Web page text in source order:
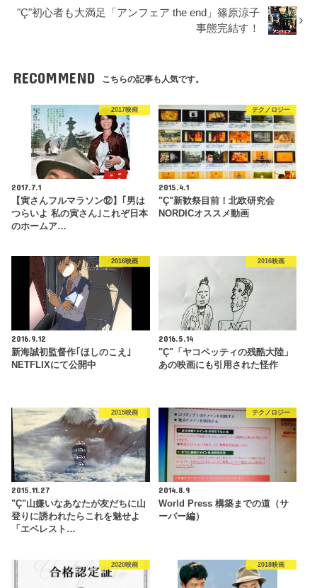
"Ç"初心者も大満足「アンフェア the end」篠原涼子
事態完結す！
RECOMMEND こちらの記事も人気です。
2017映画
2017.7.1
【寅さんフルマラソン⑫】｢男は
つらいよ 私の寅さん｣これぞ日本
のホームア…
テクノロジー
2015.4.1
"Ç"新歓祭目前！北欧研究会
NORDICオススメ動画
2016映画
2016.9.12
新海誠初監督作｢ほしのこえ｣
NETFLIXにて公開中
2016映画
2016.5.14
"Ç"「ヤコペッティの残酷大陸」
あの映画にも引用された怪作
2015映画
2015.11.27
"Ç"山嫌いなあなたが友だちに山
登りに誘われたらこれを魅せよ
「エベレスト…
テクノロジー
2014.8.9
World Press 構築までの道（サ
ーバー編）
2020映画 2018映画